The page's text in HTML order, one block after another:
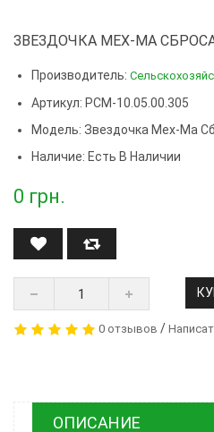
ЗВЕЗДОЧКА МЕХ-МА
Производитель:
Артикул: РСМ-10.05.00.305
Модель: Звездочка Мех-Ма
Наличие: Есть В Наличии
0 грн.
0 отзывов /
ОПИСАНИЕ